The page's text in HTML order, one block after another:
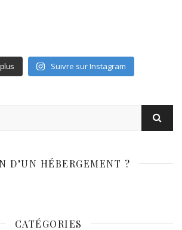
Suivre sur Instagram
D’UN HÉBERGEMENT ?
CATÉGORIES